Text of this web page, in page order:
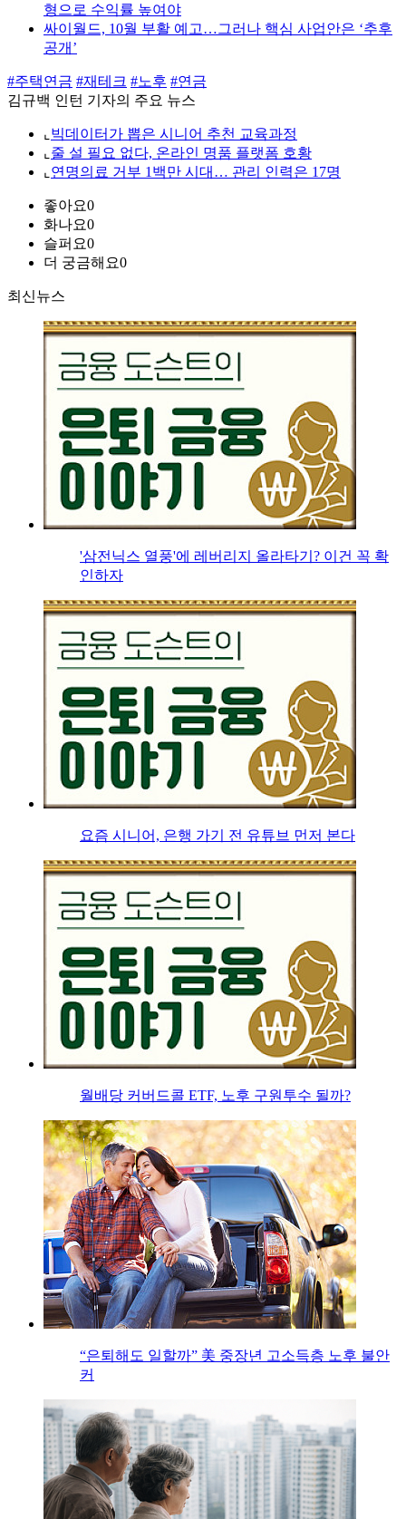
형으로 수익률 높여야
싸이월드, 10월 부활 예고…그러나 핵심 사업안은 ‘추후
공개’
#주택연금 #재테크 #노후 #연금
김규백 인턴 기자의 주요 뉴스
⌞ 빅데이터가 뽑은 시니어 추천 교육과정
⌞ 줄 설 필요 없다, 온라인 명품 플랫폼 호황
⌞ 연명의료 거부 1백만 시대… 관리 인력은 17명
좋아요0
화나요0
슬퍼요0
더 궁금해요0
최신뉴스
'삼전닉스 열풍'에 레버리지 올라타기? 이건 꼭 확
인하자
요즘 시니어, 은행 가기 전 유튜브 먼저 본다
월배당 커버드콜 ETF, 노후 구원투수 될까?
“은퇴해도 일할까” 美 중장년 고소득층 노후 불안
커